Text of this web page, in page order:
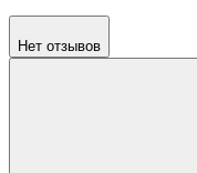
Нет отзывов